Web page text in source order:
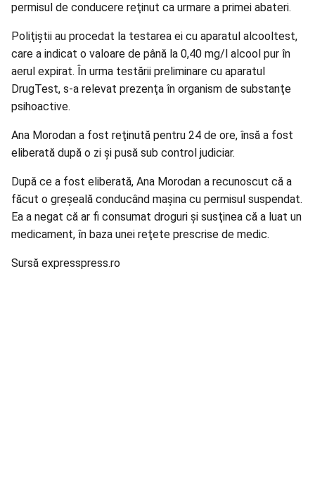
permisul de conducere reţinut ca urmare a primei abateri.
Poliţiştii au procedat la testarea ei cu aparatul alcooltest,
care a indicat o valoare de până la 0,40 mg/l alcool pur în
aerul expirat. În urma testării preliminare cu aparatul
DrugTest, s-a relevat prezenţa în organism de substanţe
psihoactive.
Ana Morodan a fost reţinută pentru 24 de ore, însă a fost
eliberată după o zi şi pusă sub control judiciar.
După ce a fost eliberată, Ana Morodan a recunoscut că a
făcut o greşeală conducând maşina cu permisul suspendat.
Ea a negat că ar fi consumat droguri şi susţinea că a luat un
medicament, în baza unei reţete prescrise de medic.
Sursă expresspress.ro